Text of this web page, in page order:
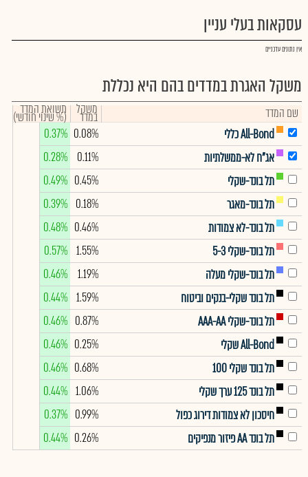
עסקאות בעלי עניין
אין נתונים עדכניים
משקל האגרת במדדים בהם היא נכללת
שם המדד משקל
במדד תשואת המדד
(% שינוי חודשי)
All-Bond כללי
0.08%
0.37%
אג"ח לא-ממשלתיות
0.11%
0.28%
תל בונד-שקלי
0.45%
0.49%
תל בונד-מאגר
0.18%
0.39%
תל בונד-לא צמודות
0.46%
0.48%
תל בונד-שקלי 5-3
1.55%
0.57%
תל בונד-שקלי מעלה
1.19%
0.46%
תל בונד שקלי-בנקים וביטוח
1.59%
0.44%
תל בונד-שקלי AAA-AA
0.87%
0.46%
All-Bond שקלי
0.25%
0.46%
תל בונד שקלי 100
0.68%
0.46%
תל בונד 125 ערך שקלי
1.06%
0.44%
חיסכון לא צמודות דירוג כפול
0.99%
0.37%
תל בונד AA פיזור מנפיקים
0.26%
0.44%